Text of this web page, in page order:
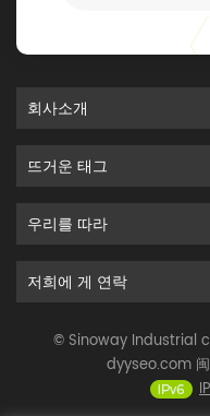
회사소개
뜨거운 태그
우리를 따라
저희에 게 연락
© Sinoway Industrial
dyyseo.com